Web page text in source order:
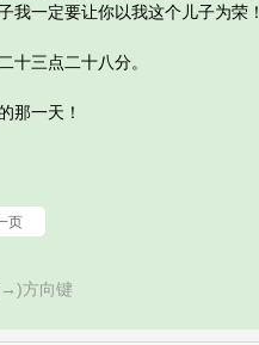
我一定要让你以我这个儿子为荣！
三点二十八分。
那一天！
页
方向键